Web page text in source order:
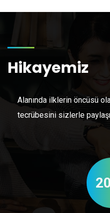
Hikayemiz
Alanında ilklerin öncüsü
tecrübesini sizlerle